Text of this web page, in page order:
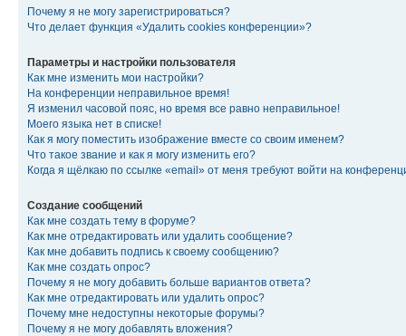
Почему я не могу зарегистрироваться?
Что делает функция «Удалить cookies конференции»?
Параметры и настройки пользователя
Как мне изменить мои настройки?
На конференции неправильное время!
Я изменил часовой пояс, но время все равно неправильное!
Моего языка нет в списке!
Как я могу поместить изображение вместе со своим именем?
Что такое звание и как я могу изменить его?
Когда я щёлкаю по ссылке «email» от меня требуют войти на
Создание сообщений
Как мне создать тему в форуме?
Как мне отредактировать или удалить сообщение?
Как мне добавить подпись к своему сообщению?
Как мне создать опрос?
Почему я не могу добавить больше вариантов ответа?
Как мне отредактировать или удалить опрос?
Почему мне недоступны некоторые форумы?
Почему я не могу добавлять вложения?